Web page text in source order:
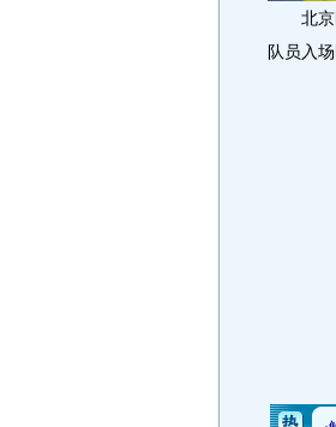
北京时
队员入